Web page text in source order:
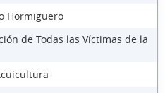
Hormiguero
de Todas las Víctimas de la